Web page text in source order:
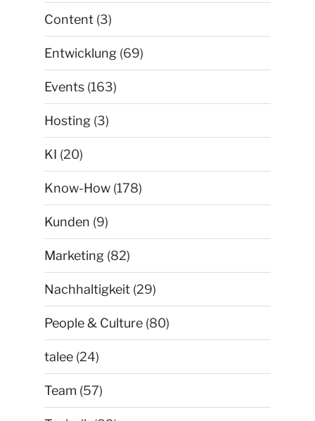
Content (3)
Entwicklung (69)
Events (163)
Hosting (3)
KI (20)
Know-How (178)
Kunden (9)
Marketing (82)
Nachhaltigkeit (29)
People & Culture (80)
talee (24)
Team (57)